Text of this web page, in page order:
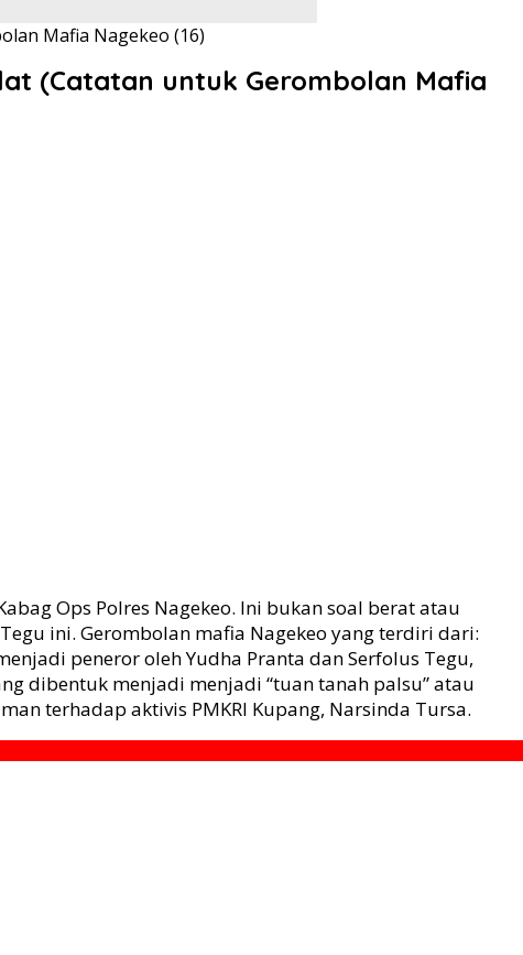
Mafia Nagekeo (16)
(Catatan untuk Gerombolan Mafia
Ops Polres Nagekeo. Ini bukan soal berat atau
ini. Gerombolan mafia Nagekeo yang terdiri dari:
peneror oleh Yudha Pranta dan Serfolus Tegu,
dibentuk menjadi menjadi “tuan tanah palsu” atau
terhadap aktivis PMKRI Kupang, Narsinda Tursa.